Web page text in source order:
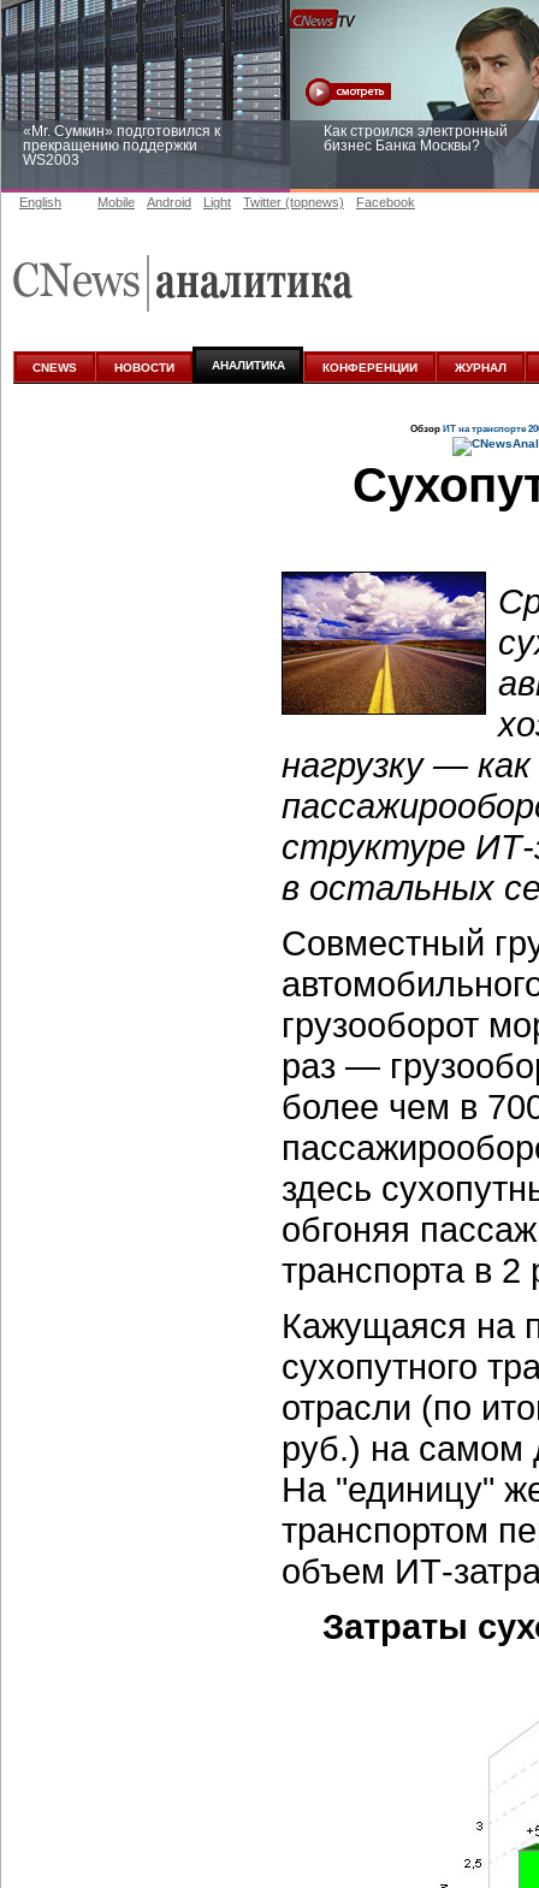
«Mr. Сумкин» подготовился к
прекращению поддержки
WS2003
Как строился электронный
бизнес Банка Москвы?
аналитике
English Mobile Android Light Twitter (topnews) Facebook
CNEWS НОВОСТИ АНАЛИТИКА КОНФЕРЕНЦИИ ЖУРНАЛ
Обзор ИТ на транспорте
нагрузку —
структуре
в остальных
Совместный
грузооборот
раз —
более чем в
здесь
обгоняя
транспорта в 2
Кажущаяся на
сухопутного
отрасли (по
руб.) на самом
На "единицу"
транспортом
объем ИТ-
Затраты